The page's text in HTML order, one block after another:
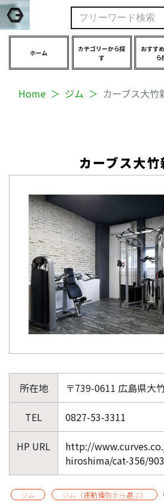
ホーム
カテゴリーから探
す
おすす
ら
Home ジム カーブス大竹
カーブス大竹
所在地 〒739-0611 広島県大
TEL 0827-53-3311
HP URL
http://
hiroshima/cat-356/
ジム ジム（運動種別から選ぶ）